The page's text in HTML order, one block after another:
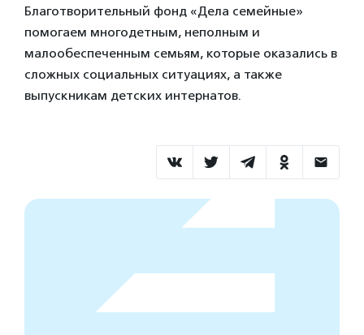
Благотворительный фонд «Дела семейные»
помогаем многодетным, неполным и
малообеспеченным семьям, которые оказались в
сложных социальных ситуациях, а также
выпускникам детских интернатов.